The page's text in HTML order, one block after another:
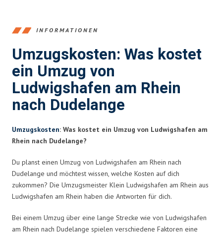
INFORMATIONEN
Umzugskosten: Was kostet
ein Umzug von
Ludwigshafen am Rhein
nach Dudelange
Umzugskosten: Was kostet ein Umzug von Ludwigshafen am
Rhein nach Dudelange?
Du planst einen Umzug von Ludwigshafen am Rhein nach
Dudelange und möchtest wissen, welche Kosten auf dich
zukommen? Die Umzugsmeister Klein Ludwigshafen am Rhein aus
Ludwigshafen am Rhein haben die Antworten für dich.
Bei einem Umzug über eine lange Strecke wie von Ludwigshafen
am Rhein nach Dudelange spielen verschiedene Faktoren eine